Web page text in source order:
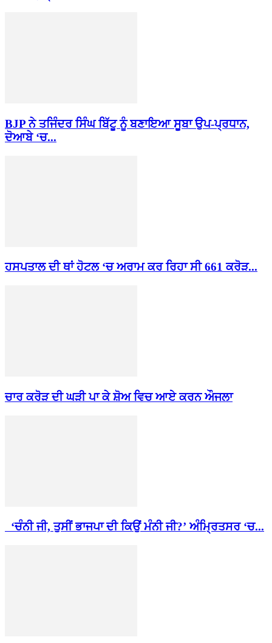
BJP ਨੇ ਤਜਿੰਦਰ ਸਿੰਘ ਬਿੱਟੂ ਨੂੰ ਬਣਾਇਆ ਸੂਬਾ ਉਪ-ਪ੍ਰਧਾਨ,
ਦੋਆਬੇ ‘ਚ...
ਹਸਪਤਾਲ ਦੀ ਥਾਂ ਹੋਟਲ ‘ਚ ਅਰਾਮ ਕਰ ਰਿਹਾ ਸੀ 661 ਕਰੋੜ...
ਚਾਰ ਕਰੋੜ ਦੀ ਘੜੀ ਪਾ ਕੇ ਸ਼ੋਅ ਵਿਚ ਆਏ ਕਰਨ ਔਜਲਾ
‘ਚੰਨੀ ਜੀ, ਤੁਸੀਂ ਭਾਜਪਾ ਦੀ ਕਿਉਂ ਮੰਨੀ ਜੀ?’ ਅੰਮ੍ਰਿਤਸਰ ‘ਚ...